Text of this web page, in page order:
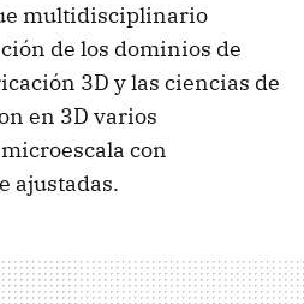
multidisciplinario
de los dominios de
3D y las ciencias de
en 3D varios
con
ajustadas.